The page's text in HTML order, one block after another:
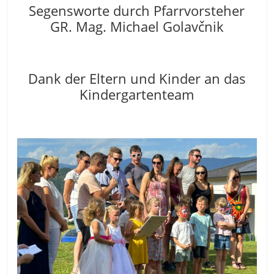
Segensworte durch Pfarrvorsteher
GR. Mag. Michael Golavčnik
Dank der Eltern und Kinder an das
Kindergartenteam